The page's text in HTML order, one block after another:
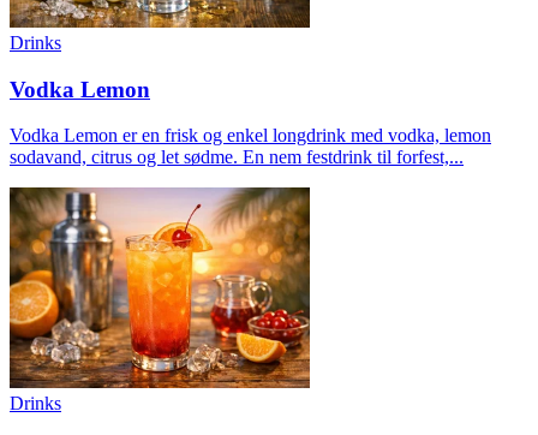
Drinks
Vodka Lemon
Vodka Lemon er en frisk og enkel longdrink med vodka, lemon
sodavand, citrus og let sødme. En nem festdrink til forfest,...
Drinks